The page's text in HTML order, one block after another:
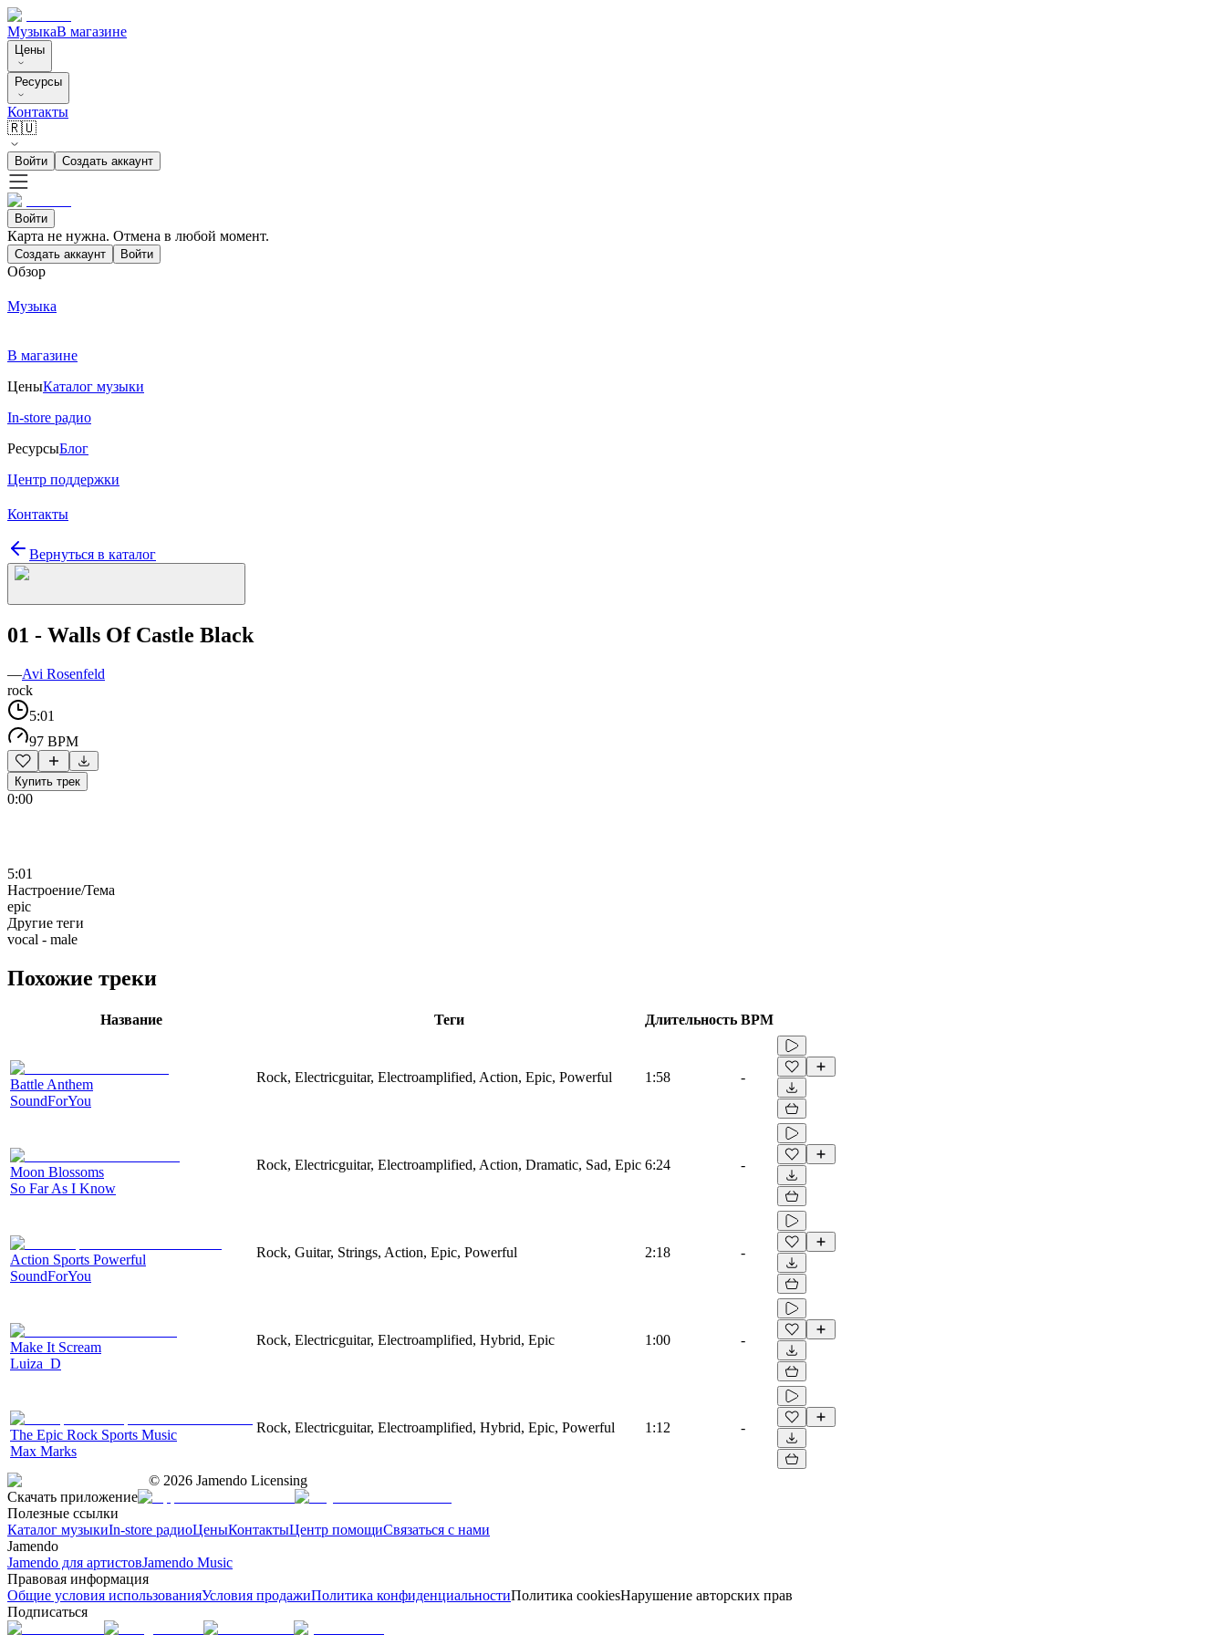
МузыкаВ магазине
Цены
Ресурсы
Контакты
🇷🇺
Войти Создать аккаунт
Войти
Карта не нужна. Отмена в любой момент.
Создать аккаунт Войти
Обзор
Музыка
В магазине
ЦеныКаталог музыки
In-store радио
РесурсыБлог
Центр поддержки
Контакты
Вернуться в каталог
01 - Walls Of Castle Black
—Avi Rosenfeld
rock
5:01
97 BPM
Купить трек
0:00
5:01
Настроение/Тема
epic
Другие теги
vocal - male
Похожие треки
Название Теги Длительность BPM
Battle Anthem
SoundForYou
Rock, Electricguitar, Electroamplified, Action, Epic, Powerful 1:58 -
Moon Blossoms
So Far As I Know
Rock, Electricguitar, Electroamplified, Action, Dramatic, Sad, Epic 6:24 -
Action Sports Powerful
SoundForYou
Rock, Guitar, Strings, Action, Epic, Powerful 2:18 -
Make It Scream
Luiza_D
Rock, Electricguitar, Electroamplified, Hybrid, Epic 1:00 -
The Epic Rock Sports Music
Max Marks
Rock, Electricguitar, Electroamplified, Hybrid, Epic, Powerful 1:12 -
© 2026 Jamendo Licensing
Скачать приложение
Полезные ссылки
Каталог музыкиIn-store радиоЦеныКонтактыЦентр помощиСвязаться с нами
Jamendo
Jamendo для артистовJamendo Music
Правовая информация
Общие условия использованияУсловия продажиПолитика конфиденциальностиПолитика cookiesНарушение авторских прав
Подписаться